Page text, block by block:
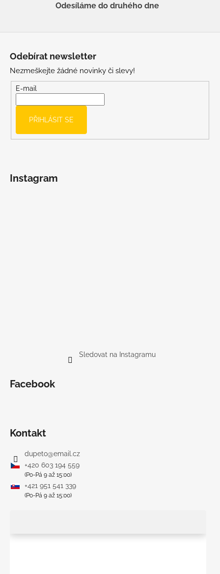
Odesíláme do druhého dne
Odebírat newsletter
Nezmeškejte žádné novinky či slevy!
E-mail
PŘIHLÁSIT SE
Instagram
Sledovat na Instagramu
Facebook
Kontakt
dupeto@email.cz
+420 603 194 559
(Po-Pá 9 až 15:00)
+421 951 541 339
(Po-Pá 9 až 15:00)